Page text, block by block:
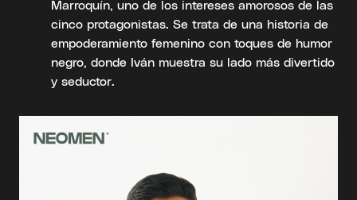
Marroquín, uno de los intereses amorosos de las
cinco protagonistas. Se trata de una historia de
empoderamiento femenino con toques de humor
negro, donde Iván muestra su lado más divertido
y seductor.